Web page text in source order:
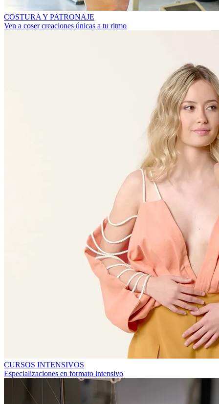
COSTURA Y PATRONAJE
Ven a coser creaciones únicas a tu ritmo
CURSOS INTENSIVOS
Especializaciones en formato intensivo